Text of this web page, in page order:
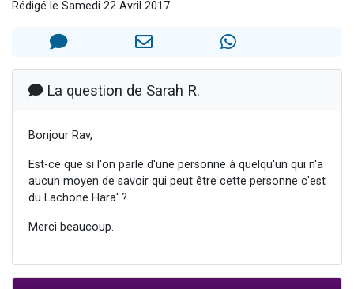
2 nouvelles musiques dans Torah-Box Music
4 personnes viennent de faire un don pour Reloger Rivka, 6 enfants, victime de violences...
Rédigé le Samedi 22 Avril 2017
La question de Sarah R.
Bonjour Rav,
Est-ce que si l'on parle d'une personne à quelqu'un qui n'a
aucun moyen de savoir qui peut être cette personne c'est
du Lachone Hara' ?
Merci beaucoup.